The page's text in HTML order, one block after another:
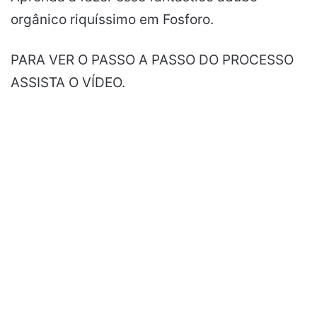
orgânico riquíssimo em Fosforo.
PARA VER O PASSO A PASSO DO PROCESSO
ASSISTA O VÍDEO.